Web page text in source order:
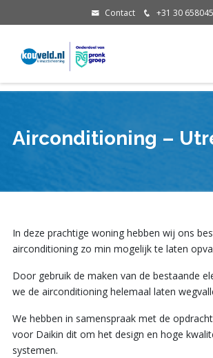
Contact +31 30
Airconditioning –
In deze prachtige woning hebben wij ons
airconditioning zo min mogelijk te laten
Door gebruik de maken van de bestaande
we de airconditioning helemaal laten
We hebben in samenspraak met de
voor Daikin dit om het design en hoge
systemen.